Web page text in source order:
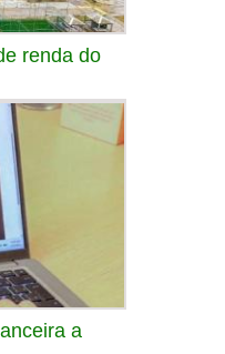
renda do
a